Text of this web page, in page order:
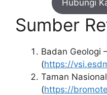
Hubungi
Sumber
Badan Geologi
(https://
Taman
(https://